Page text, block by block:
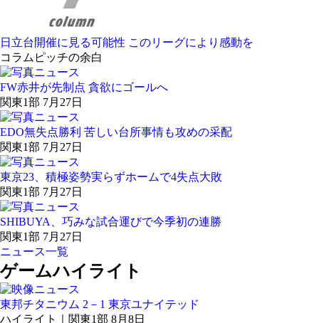
日立台開催に見る可能性 このリーグにより感動を
コラム ピッチの余白
FW赤井が先制点 貪欲にゴールへ
関東1部 7月27日
EDO無失点勝利 苦しい台所事情も攻めの采配
関東1部 7月27日
東京23、積極姿勢実らずホームで4失点大敗
関東1部 7月27日
SHIBUYA、巧みな試合運びで今季初の連勝
関東1部 7月27日
ニュース一覧
ゲームハイライト
東邦チタニウム 2－1 東京ユナイテッド
ハイライト｜関東1部 8月8日